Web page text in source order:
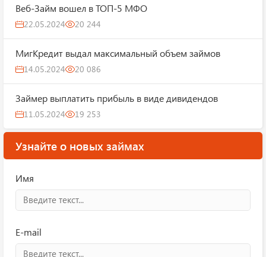
Веб-Займ вошел в ТОП-5 МФО
22.05.2024 20 244
МигКредит выдал максимальный объем займов
14.05.2024 20 086
Займер выплатить прибыль в виде дивидендов
11.05.2024 19 253
Узнайте о новых займах
Имя
E-mail